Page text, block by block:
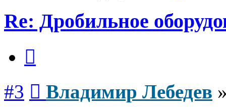
Re: Дробильное
#3 Владимир Лебедев